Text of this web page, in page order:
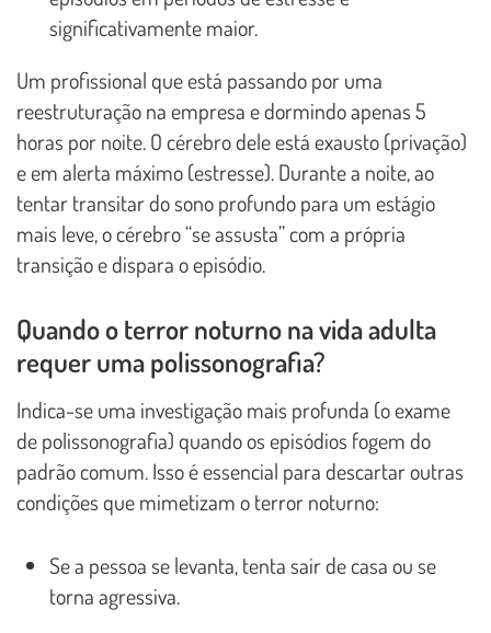
significativamente maior.
Um profissional que está passando por uma
reestruturação na empresa e dormindo apenas 5
horas por noite. O cérebro dele está exausto (privação)
e em alerta máximo (estresse). Durante a noite, ao
tentar transitar do sono profundo para um estágio
mais leve, o cérebro “se assusta” com a própria
transição e dispara o episódio.
Quando o terror noturno na vida adulta
requer uma polissonografia?
Indica-se uma investigação mais profunda (o exame
de polissonografia) quando os episódios fogem do
padrão comum. Isso é essencial para descartar outras
condições que mimetizam o terror noturno:
Se a pessoa se levanta, tenta sair de casa ou se
torna agressiva.